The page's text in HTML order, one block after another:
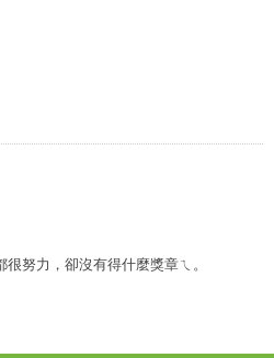
努力，卻沒有得什麼獎章ㄟ。